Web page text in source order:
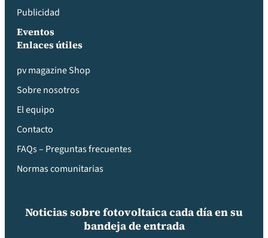
Publicidad
Eventos
Enlaces útiles
pv magazine Shop
Sobre nosotros
El equipo
Contacto
FAQs – Preguntas frecuentes
Normas comunitarias
Noticias sobre fotovoltaica cada día en su
bandeja de entrada